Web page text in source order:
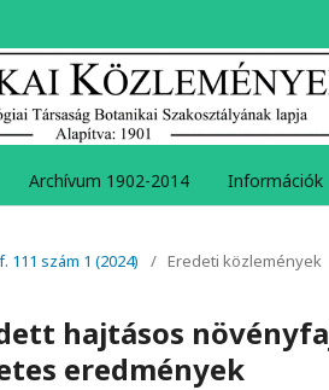
Archívum 1902-2014 Információk
111 szám 1 (2024) / Eredeti közlemények
hajtásos
eredmények